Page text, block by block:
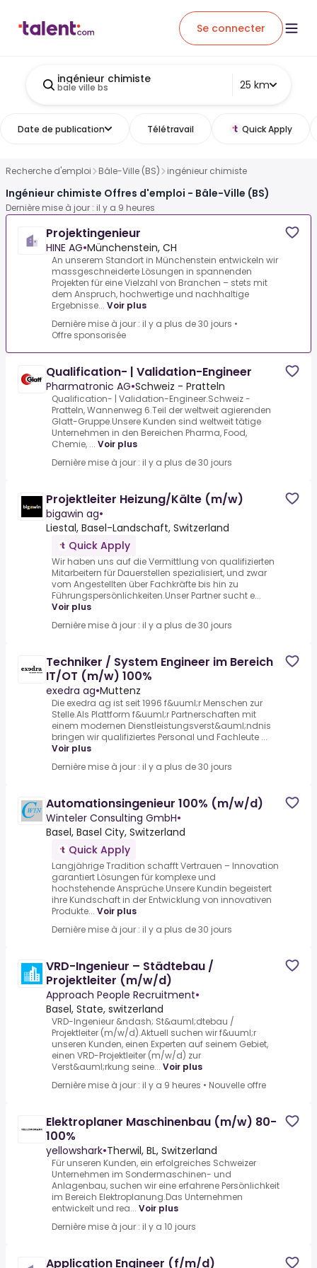
Se connecter
ingénieur chimiste
bale ville bs 25 km
Date de publication Télétravail Quick Apply
Recherche d'emploi Bâle-Ville (BS) ingénieur chimiste
Ingénieur chimiste Offres d'emploi - Bâle-Ville (BS)
Dernière mise à jour : il y a 9 heures
Projektingenieur
HINE AG•Münchenstein, CH
An unserem Standort in Münchenstein entwickeln wir
massgeschneiderte Lösungen in spannenden
Projekten für eine Vielzahl von Branchen – stets mit
dem Anspruch, hochwertige und nachhaltige
Ergebnisse... Voir plus
Dernière mise à jour : il y a plus de 30 jours •
Offre sponsorisée
Qualification- | Validation-Engineer
Pharmatronic AG•Schweiz - Pratteln
Qualification- | Validation-Engineer.Schweiz -
Pratteln, Wannenweg 6.Teil der weltweit agierenden
Glatt-Gruppe.Unsere Kunden sind weltweit tätige
Unternehmen in den Bereichen Pharma, Food,
Chemie, ... Voir plus
Dernière mise à jour : il y a plus de 30 jours
Projektleiter Heizung/Kälte (m/w)
bigawin ag•
Liestal, Basel-Landschaft, Switzerland
Quick Apply
Wir haben uns auf die Vermittlung von qualifizierten
Mitarbeitern für Dauerstellen spezialisiert, und zwar
vom Angestellten über Fachkräfte bis hin zu
Führungspersönlichkeiten.Unser Partner sucht e...
Voir plus
Dernière mise à jour : il y a plus de 30 jours
Techniker / System Engineer im Bereich
IT/OT (m/w) 100%
exedra ag•Muttenz
Die exedra ag ist seit 1996 f&uuml;r Menschen zur
Stelle.Als Plattform f&uuml;r Partnerschaften mit
einem modernen Dienstleistungsverst&auml;ndnis
bringen wir qualifiziertes Personal und Fachleute ...
Voir plus
Dernière mise à jour : il y a plus de 30 jours
Automationsingenieur 100% (m/w/d)
Winteler Consulting GmbH•
Basel, Basel City, Switzerland
Quick Apply
Langjährige Tradition schafft Vertrauen – Innovation
garantiert Lösungen für komplexe und
hochstehende Ansprüche.Unsere Kundin begeistert
ihre Kundschaft in der Entwicklung von innovativen
Produkte... Voir plus
Dernière mise à jour : il y a plus de 30 jours
VRD-Ingenieur – Städtebau /
Projektleiter (m/w/d)
Approach People Recruitment•
Basel, State, switzerland
VRD-Ingenieur &ndash; St&auml;dtebau /
Projektleiter (m/w/d).Aktuell suchen wir f&uuml;r
unseren Kunden, einen Experten auf seinem Gebiet,
einen VRD-Projektleiter (m/w/d) zur
Verst&auml;rkung seine... Voir plus
Dernière mise à jour : il y a 9 heures • Nouvelle offre
Elektroplaner Maschinenbau (m/w) 80-
100%
yellowshark•Therwil, BL, Switzerland
Für unseren Kunden, ein erfolgreiches Schweizer
Unternehmen im Sondermaschinen- und
Anlagenbau, suchen wir eine erfahrene Persönlichkeit
im Bereich Elektroplanung.Das Unternehmen
entwickelt und rea... Voir plus
Dernière mise à jour : il y a 10 jours
Application Engineer (f/m/d)